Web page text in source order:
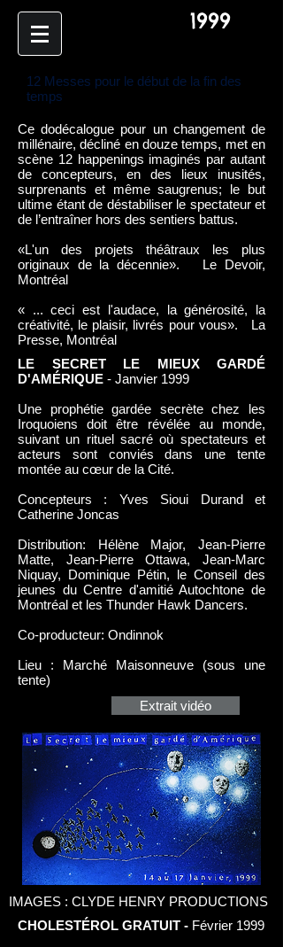
1999
12 Messes pour le début de la fin des
temps
Ce dodécalogue pour un changement de
millénaire, décliné en douze temps, met en
scène 12 happenings imaginés par autant
de concepteurs, en des lieux inusités,
surprenants et même saugrenus; le but
ultime étant de déstabiliser le spectateur et
de l’entraîner hors des sentiers battus.
«L'un des projets théâtraux les plus
originaux de la décennie». Le Devoir,
Montréal
« ... ceci est l'audace, la générosité, la
créativité, le plaisir, livrés pour vous». La
Presse, Montréal
LE SECRET LE MIEUX GARDÉ
D'AMÉRIQUE - Janvier 1999
Une prophétie gardée secrète chez les
Iroquoiens doit être révélée au monde,
suivant un rituel sacré où spectateurs et
acteurs sont conviés dans une tente
montée au cœur de la Cité.
Concepteurs : Yves Sioui Durand et
Catherine Joncas
Distribution: Hélène Major, Jean-Pierre
Matte, Jean-Pierre Ottawa, Jean-Marc
Niquay, Dominique Pétin, le Conseil des
jeunes du Centre d'amitié Autochtone de
Montréal et les Thunder Hawk Dancers.
Co-producteur: Ondinnok
Lieu : Marché Maisonneuve (sous une
tente)
Extrait vidéo
IMAGES : CLYDE HENRY PRODUCTIONS
CHOLESTÉROL GRATUIT - Février 1999